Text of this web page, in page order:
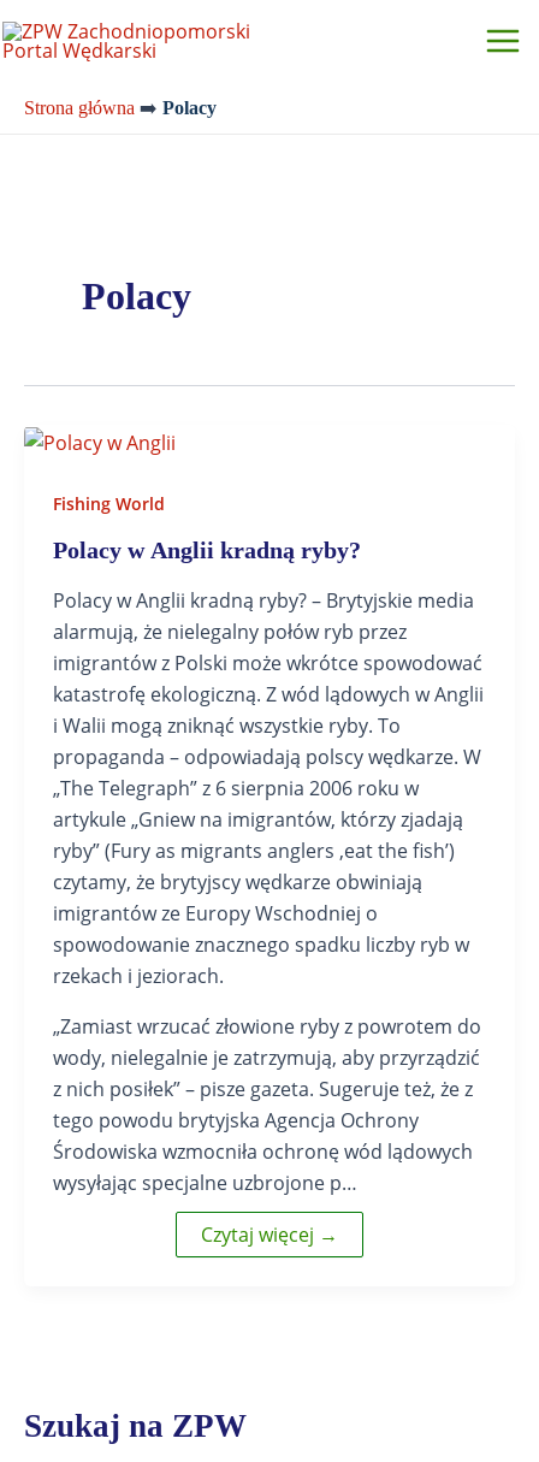
do
Strona główna ➡️ Polacy
Polacy
Fishing World
Polacy w Anglii kradną ryby?
Polacy w Anglii kradną ryby? – Brytyjskie media
alarmują, że nielegalny połów ryb przez
imigrantów z Polski może wkrótce spowodować
katastrofę ekologiczną. Z wód lądowych w Anglii
i Walii mogą zniknąć wszystkie ryby. To
propaganda – odpowiadają polscy wędkarze. W
„The Telegraph” z 6 sierpnia 2006 roku w
artykule „Gniew na imigrantów, którzy zjadają
ryby” (Fury as migrants anglers ‚eat the fish’)
czytamy, że brytyjscy wędkarze obwiniają
imigrantów ze Europy Wschodniej o
spowodowanie znacznego spadku liczby ryb w
rzekach i jeziorach.
„Zamiast wrzucać złowione ryby z powrotem do
wody, nielegalnie je zatrzymują, aby przyrządzić
z nich posiłek” – pisze gazeta. Sugeruje też, że z
tego powodu brytyjska Agencja Ochrony
Środowiska wzmocniła ochronę wód lądowych
wysyłając specjalne uzbrojone p…
Czytaj więcej →
Szukaj na ZPW